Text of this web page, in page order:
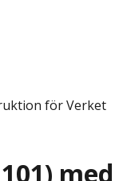
för Verket
med